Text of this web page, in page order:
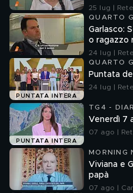
25 lug |
QUARTO
Garlasco:
o ragazzo
24 lug |
PUNTATA INTERA
QUARTO
Puntata
24 lug |
PUNTATA INTERA
TG4 -
Venerdì 7
07 ago |
MORNING
Viviana e
papà
07 ago |